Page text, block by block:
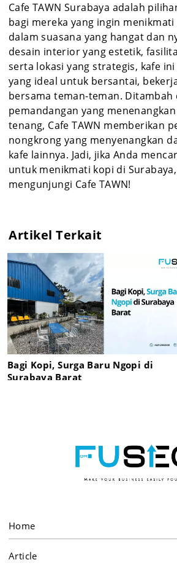
Cafe TAWN Surabaya adalah
bagi mereka yang ingin
dalam suasana yang hangat dan
desain interior yang estetik,
serta lokasi yang strategis, kafe
yang ideal untuk bersantai,
bersama teman-teman. Ditambah
pemandangan yang
tenang, Cafe TAWN memberikan
nongkrong yang menyenangkan
kafe lainnya. Jadi, jika Anda
untuk menikmati kopi di
mengunjungi Cafe TAWN!
Artikel Terkait
Bagi Kopi, Surga Baru Ngopi di
Surabaya Barat
Home
Article